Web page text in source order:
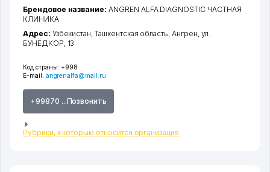
Код страны: +998
E-mail: angrenalfa@mail.ru
+99870 ...Позвонить
Рубрики, к которым относится организация
Брендовое название: ANGREN ALFA DIAGNOSTIC ЧАСТНАЯ
КЛИНИКА
Адрес: Узбекистан,Ташкентская область ,Ангрен ул.
БУНЁДКОР , 13